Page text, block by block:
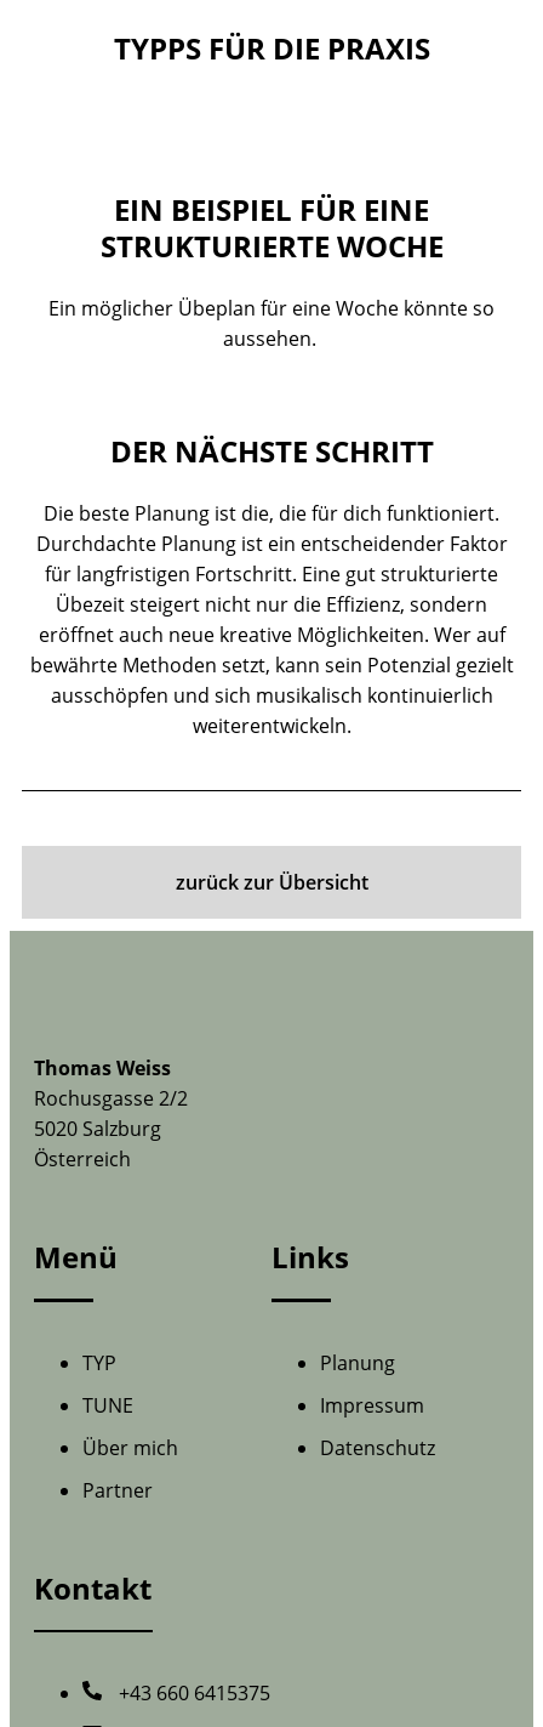
TYPPS FÜR DIE PRAXIS
EIN BEISPIEL FÜR EINE
STRUKTURIERTE WOCHE
Ein möglicher Übeplan für eine Woche könnte so
aussehen.
DER NÄCHSTE SCHRITT
Die beste Planung ist die, die für dich funktioniert.
Durchdachte Planung ist ein entscheidender Faktor
für langfristigen Fortschritt. Eine gut strukturierte
Übezeit steigert nicht nur die Effizienz, sondern
eröffnet auch neue kreative Möglichkeiten. Wer auf
bewährte Methoden setzt, kann sein Potenzial gezielt
ausschöpfen und sich musikalisch kontinuierlich
weiterentwickeln.
zurück zur Übersicht
Thomas Weiss
Rochusgasse 2/2
5020 Salzburg
Österreich
Menü
TYP
TUNE
Über mich
Partner
Links
Planung
Impressum
Datenschutz
Kontakt
+43 660 6415375